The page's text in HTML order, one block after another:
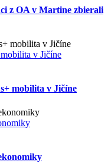
z OA v Martine zbierali
v Jičíne
mobilita v Jičíne